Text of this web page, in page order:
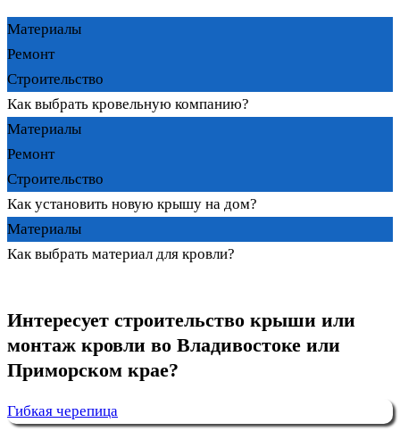
Материалы
Ремонт
Строительство
Как выбрать кровельную компанию?
Материалы
Ремонт
Строительство
Как установить новую крышу на дом?
Материалы
Как выбрать материал для кровли?
Интересует строительство крыши или
монтаж кровли во Владивостоке или
Приморском крае?
Гибкая черепица